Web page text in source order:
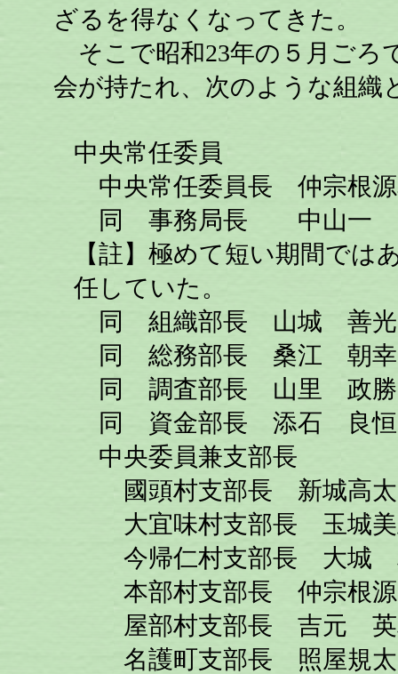
ざるを得なくなってきた。
そこで昭和23年の５月ごろ
会が持たれ、次のような組織
中央常任委員
中央常任委員長 仲宗根
同 事務局長 中山一
【註】極めて短い期間では
任していた。
同 組織部長 山城 善光
同 総務部長 桑江 朝幸
同 調査部長 山里 政勝
同 資金部長 添石 良恒
中央委員兼支部長
國頭村支部長 新城高太
大宜味村支部長 玉城美
今帰仁村支部長 大城
本部村支部長 仲宗根源
屋部村支部長 吉元 英
名護町支部長 照屋規太